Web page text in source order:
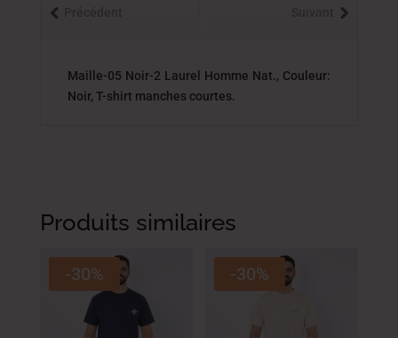
Maille-05 Noir-2 Laurel Homme Nat., Couleur:
Noir, T-shirt manches courtes.
Produits similaires
-30% -30%